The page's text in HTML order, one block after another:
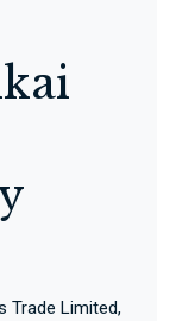
Trade Limited,